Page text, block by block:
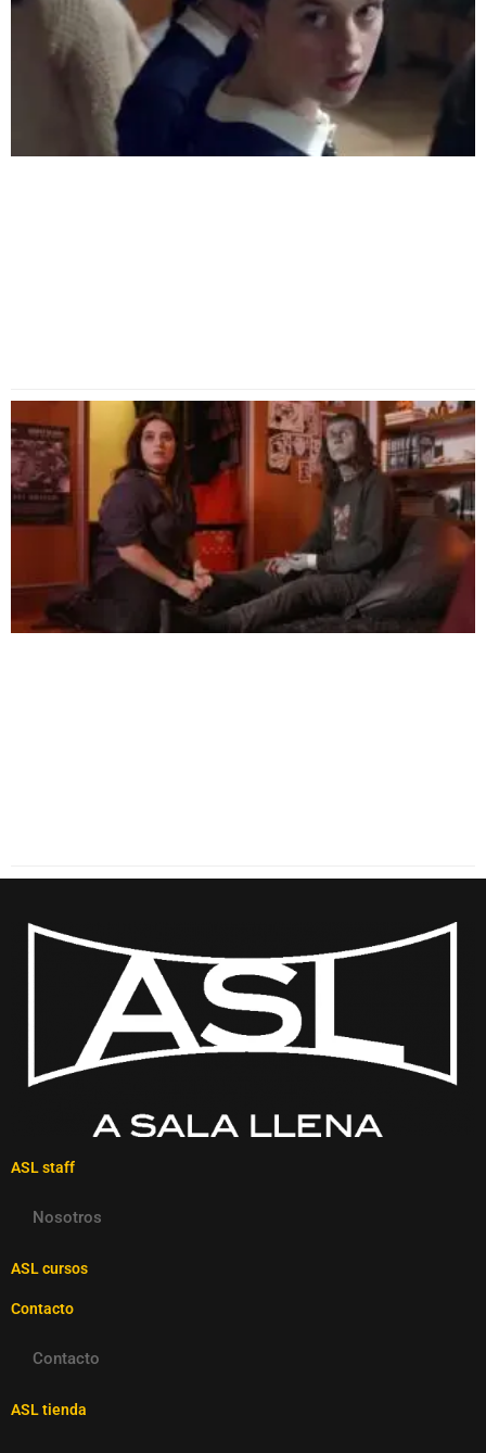
ASL staff
Nosotros
ASL cursos
Contacto
Contacto
ASL tienda